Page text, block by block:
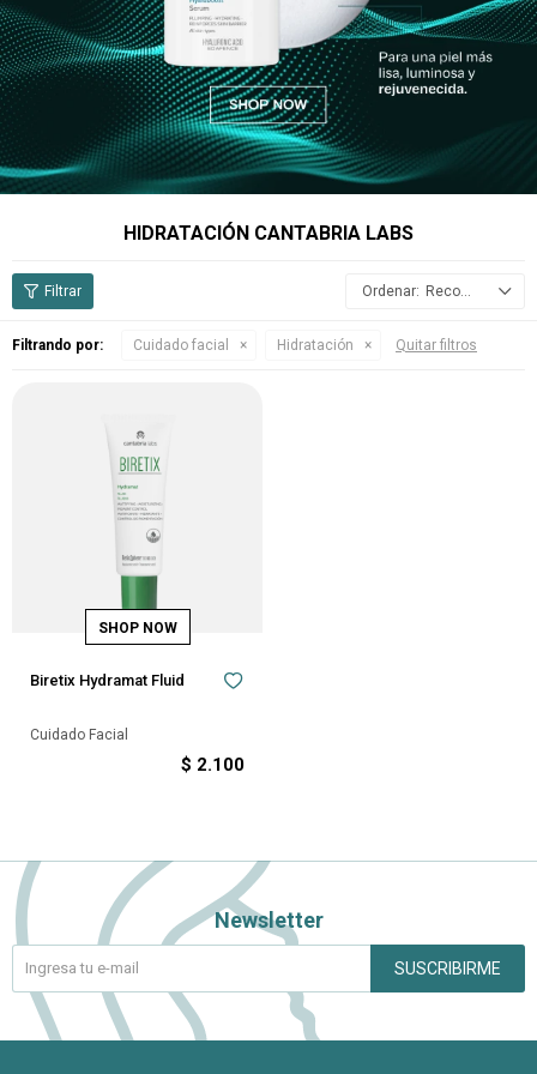
HIDRATACIÓN CANTABRIA LABS
Recomendados
Filtrando por: Cuidado facial Hidratación Quitar filtros
Biretix Hydramat Fluid
Cuidado Facial
$ 2.100
Newsletter
SUSCRIBIRME